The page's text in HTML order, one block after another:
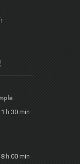
h 30 min
h 00 min